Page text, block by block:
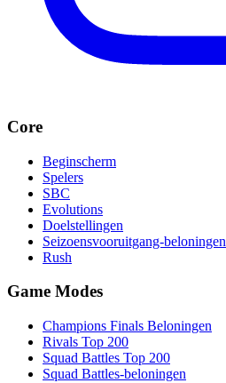
Core
Beginscherm
Spelers
SBC
Evolutions
Doelstellingen
Seizoensvooruitgang-beloningen
Rush
Game Modes
Champions Finals Beloningen
Rivals Top 200
Squad Battles Top 200
Squad Battles-beloningen